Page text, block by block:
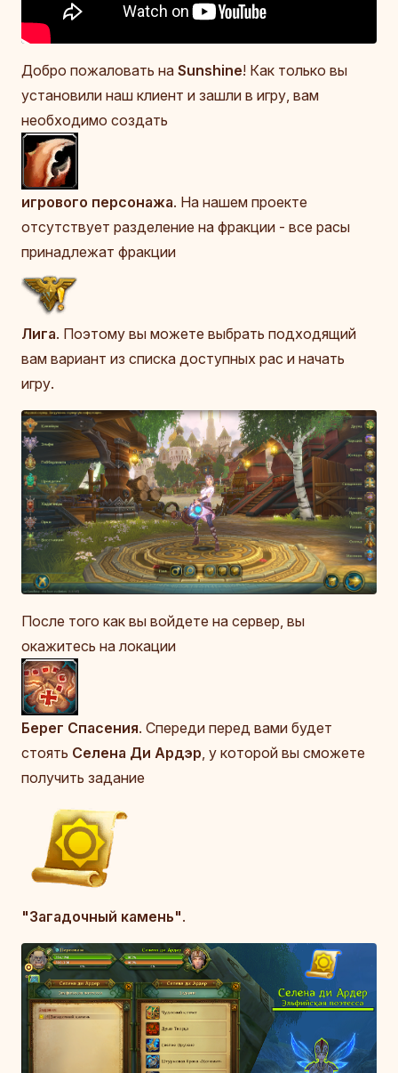
Добро пожаловать на Sunshine! Как только вы
установили наш клиент и зашли в игру, вам
необходимо создать
игрового персонажа. На нашем проекте
отсутствует разделение на фракции - все расы
принадлежат фракции
Лига. Поэтому вы можете выбрать подходящий
вам вариант из списка доступных рас и начать
игру.
После того как вы войдете на сервер, вы
окажитесь на локации
Берег Спасения. Спереди перед вами будет
стоять Селена Ди Ардэр , у которой вы сможете
получить задание
"Загадочный камень".